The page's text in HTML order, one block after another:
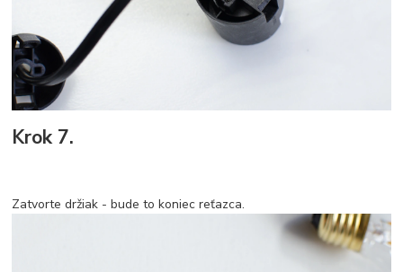
Krok 7.
Zatvorte držiak - bude to koniec reťazca.